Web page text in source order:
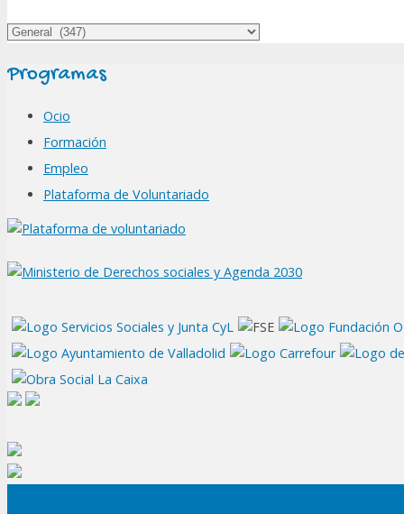
Categorías
Programas
Ocio
Formación
Empleo
Plataforma de Voluntariado